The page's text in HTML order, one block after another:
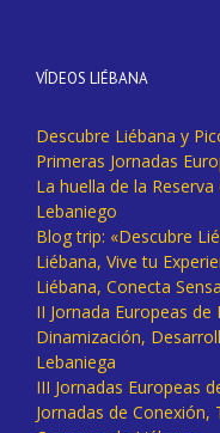
VÍDEOS LIÉBANA
Descubre Liébana y
Primeras Jornadas
La huella de la
Lebaniego
Blog trip: «Descubre
Liébana, Vive tu
Liébana, Conecta
II Jornada Europeas
Dinamización,
Lebaniega
III Jornadas Europeas
Jornadas de